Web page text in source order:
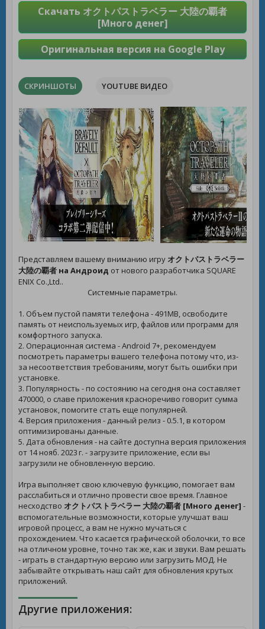
Скачать オクトパストラベラー 大陸の覇者
[Много денег]
Оригинальная версия на Google Play
СКРИНШОТЫ YOUTUBE ВИДЕО
Представляем вашему вниманию игру オクトパストラベラー
大陸の覇者 на Андроид от нового разработчика SQUARE
ENIX Co.,Ltd..
Системные параметры.
1. Объем пустой памяти телефона - 491MB, освободите
память от неиспользуемых игр, файлов или программ для
комфортного запуска.
2. Операционная система - Android 7+, рекомендуем
посмотреть параметры вашего телефона потому что, из-
за несоответствия требованиям, могут быть ошибки при
установке.
3. Популярность - по состоянию на сегодня она составляет
470000, о славе приложения красноречиво говорит сумма
установок, помогите стать еще популярней.
4. Версия приложения - данный релиз - 0.5.1, в котором
оптимизированы данные.
5. Дата обновления - на сайте доступна версия приложения
от 14 нояб. 2023 г. - загрузите приложение, если вы
загрузили не обновленную версию.
Игра выполняет свою ключевую функцию, помогает вам
расслабиться и отлично провести свое время. Главное
несходство オクトパストラベラー 大陸の覇者 [Много денег] -
вспомогательные возможности, которые улучшат ваш
игровой процесс, а вам не нужно мучаться с
прохождением. Что касается графической оболочки, то все
на отличном уровне, точно так же, как и звуки. Вам решать
- играть в стандартную версию или загрузить МОД. Не
забывайте открывать наш сайт для обновления крутых
приложений.
Другие приложения: